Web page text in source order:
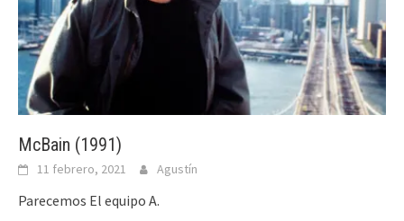
McBain (1991)
11 febrero, 2021 Agustín
Parecemos El equipo A.